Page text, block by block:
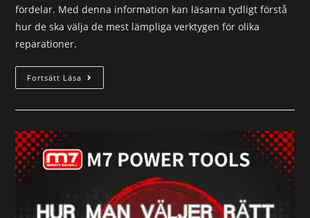
fördelar. Med denna information kan läsarna tydligt förstå
hur de ska välja de mest lämpliga verktygen för olika
reparationer.
Fortsätt Läsa